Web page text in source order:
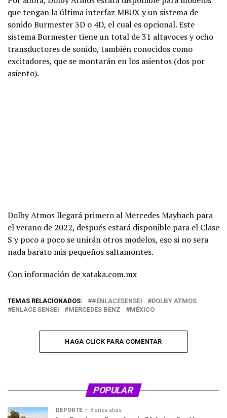
que tengan la última interfaz MBUX y un sistema de
sonido Burmester 3D o 4D, el cual es opcional. Este
sistema Burmester tiene un total de 31 altavoces y ocho
transductores de sonido, también conocidos como
excitadores, que se montarán en los asientos (dos por
asiento).
Dolby Atmos llegará primero al Mercedes Maybach para
el verano de 2022, después estará disponible para el Clase
S y poco a poco se unirán otros modelos, eso si no sera
nada barato mis pequeños saltamontes.
Con información de xataka.com.mx
TEMAS RELACIONADOS: #ENLACESENSEI
DOLBY ATMOS
ENLACE SENSEI
MERCEDES BENZ MÉXICO
HAGA CLICK PARA COMENTAR
POPULAR
DEPORTE 3 años atrás